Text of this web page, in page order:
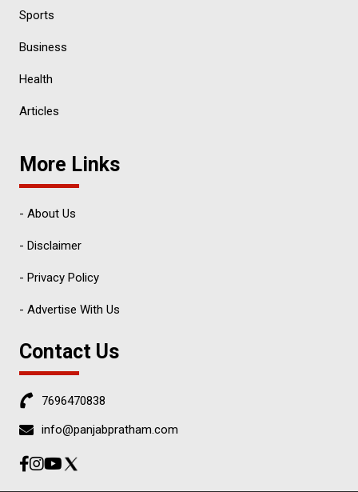
Sports
Business
Health
Articles
More Links
- About Us
- Disclaimer
- Privacy Policy
- Advertise With Us
Contact Us
7696470838
info@panjabpratham.com